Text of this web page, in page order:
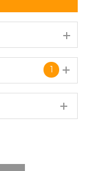
1